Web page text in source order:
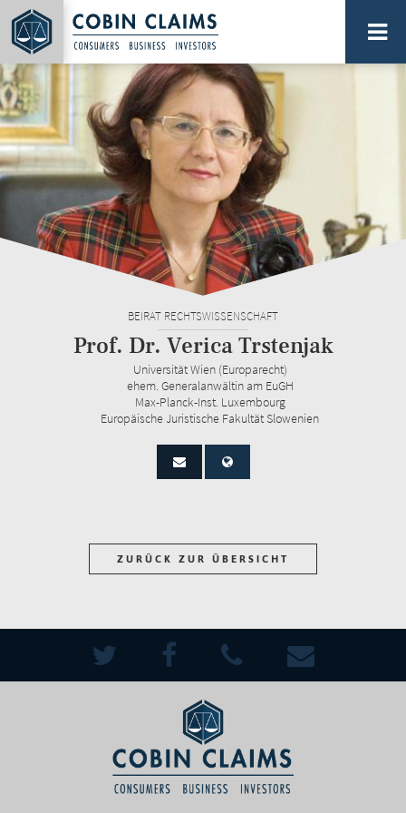
Direkt
zum
Inhalt
PLATTFORM FÜR SAMMELAKTIONEN...
BEIRAT RECHTSWISSENSCHAFT
Prof. Dr. Verica Trstenjak
Universität Wien (Europarecht)
ehem. Generalanwältin am EuGH
Max-Planck-Inst. Luxembourg
Europäische Juristische Fakultät Slowenien
ZURÜCK ZUR ÜBERSICHT